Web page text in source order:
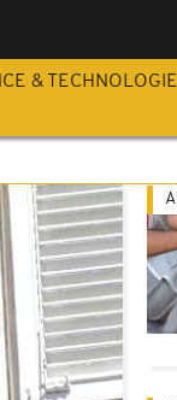
& TECHNOLOGIE